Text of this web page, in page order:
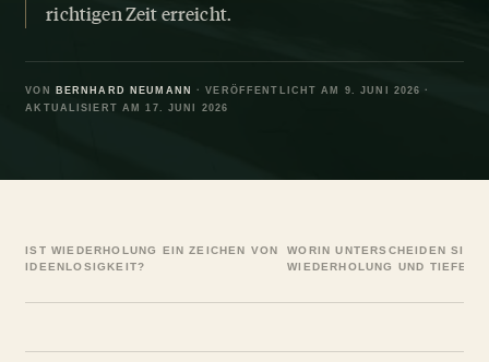
richtigen Zeit erreicht.
VON BERNHARD NEUMANN · VERÖFFENTLICHT AM 9. JUNI 2026 ·
AKTUALISIERT AM 17. JUNI 2026
IST WIEDERHOLUNG EIN ZEICHEN VON
IDEENLOSIGKEIT?
WORIN UNTERSCHEIDEN SICH
WIEDERHOLUNG UND TIEFE?